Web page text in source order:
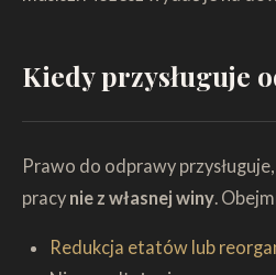
Kiedy przysługuje
Prawo do odprawy
pracy nie z własnej winy .
Redukcja etatów lub